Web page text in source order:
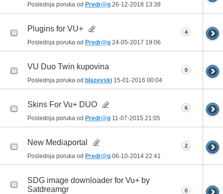
Poslednja poruka od Predr@g 26-12-2018 13:38
Plugins for VU+
Poslednja poruka od Predr@g 24-05-2017 19:06
4
VU Duo Twin kupovina
Poslednja poruka od blazevski 15-01-2016 00:04
0
Skins For Vu+ DUO
Poslednja poruka od Predr@g 11-07-2015 21:05
6
New Mediaportal
Poslednja poruka od Predr@g 06-10-2014 22:41
2
SDG image downloader for Vu+ by
Satdreamgr
0